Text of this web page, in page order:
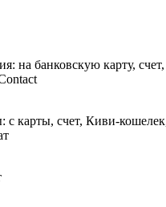
на банковскую карту,
карты, счет, Киви-